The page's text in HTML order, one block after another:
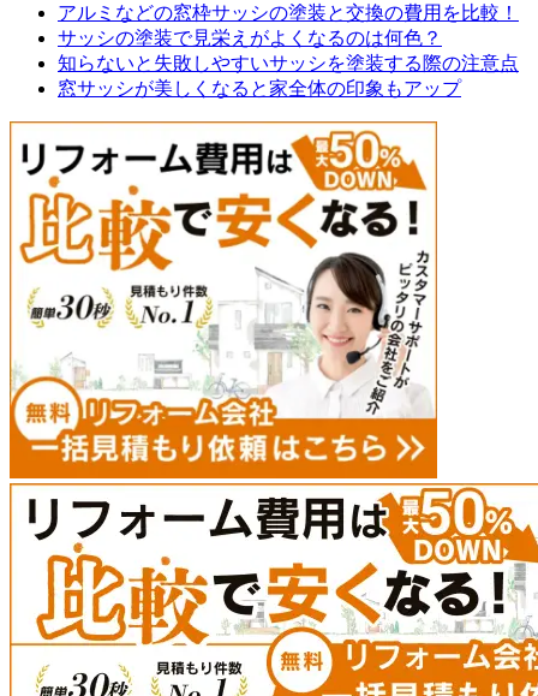
アルミなどの窓枠サッシの塗装と交換の費用を比較！
サッシの塗装で見栄えがよくなるのは何色？
知らないと失敗しやすいサッシを塗装する際の注意点
窓サッシが美しくなると家全体の印象もアップ